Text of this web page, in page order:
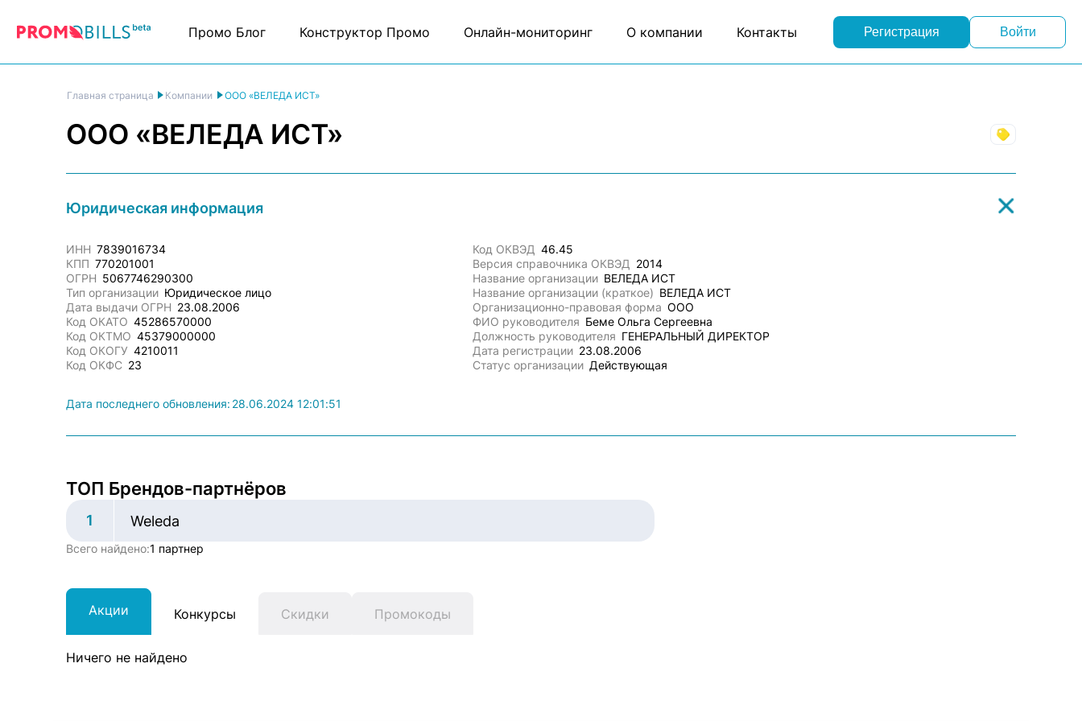
Промо Блог Конструктор Промо Онлайн-мониторинг О компании Контакты Регистрация Войти
Главная страница Компании ООО «ВЕЛЕДА ИСТ»
ООО «ВЕЛЕДА ИСТ»
Юридическая информация
ИНН 7839016734
КПП 770201001
ОГРН 5067746290300
Тип организации Юридическое лицо
Дата выдачи ОГРН 23.08.2006
Код ОКАТО 45286570000
Код ОКТМО 45379000000
Код ОКОГУ 4210011
Код ОКФС 23
Код ОКВЭД 46.45
Версия справочника ОКВЭД 2014
Название организации ВЕЛЕДА ИСТ
Название организации (краткое) ВЕЛЕДА ИСТ
Организационно-правовая форма ООО
ФИО руководителя Беме Ольга Сергеевна
Должность руководителя ГЕНЕРАЛЬНЫЙ ДИРЕКТОР
Дата регистрации 23.08.2006
Статус организации Действующая
Дата последнего обновления: 28.06.2024 12:01:51
ТОП Брендов-партнёров
1 Weleda
Всего найдено:1 партнер
Акции Конкурсы Скидки Промокоды
Ничего не найдено